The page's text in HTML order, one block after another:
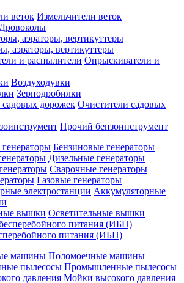
Измельчители веток
Дровоколы
аэраторы, вертикуттеры
Опрыскиватели и
Воздуходувки
Зернодробилки
Очистители садовых
Прочий бензоинструмент
Бензиновые генераторы
Дизельные генераторы
Сварочные генераторы
Газовые генераторы
Аккумуляторные
Осветительные вышки
питания (ИБП)
Поломоечные машины
Промышленные пылесосы
Мойки высокого давления